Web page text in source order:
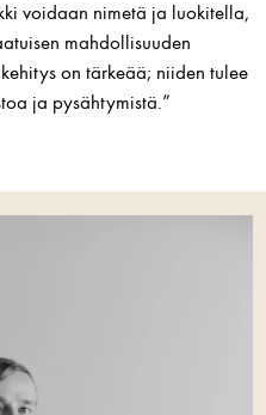
voidaan nimetä ja luokitella,
mahdollisuuden
on tärkeää; niiden tulee
ja pysähtymistä.”